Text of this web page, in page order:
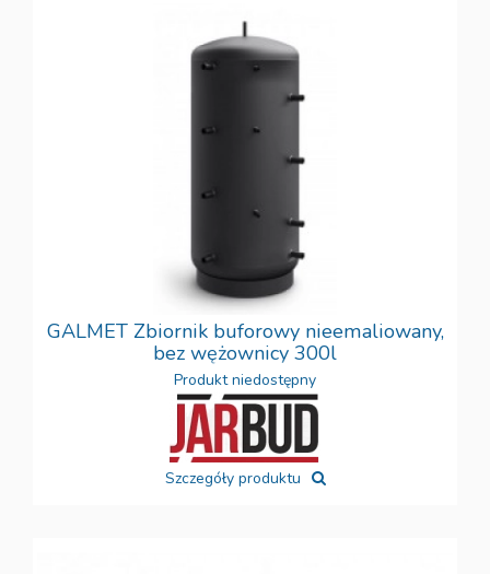
GALMET Zbiornik buforowy nieemaliowany,
bez wężownicy 300l
Produkt niedostępny
Szczegóły produktu